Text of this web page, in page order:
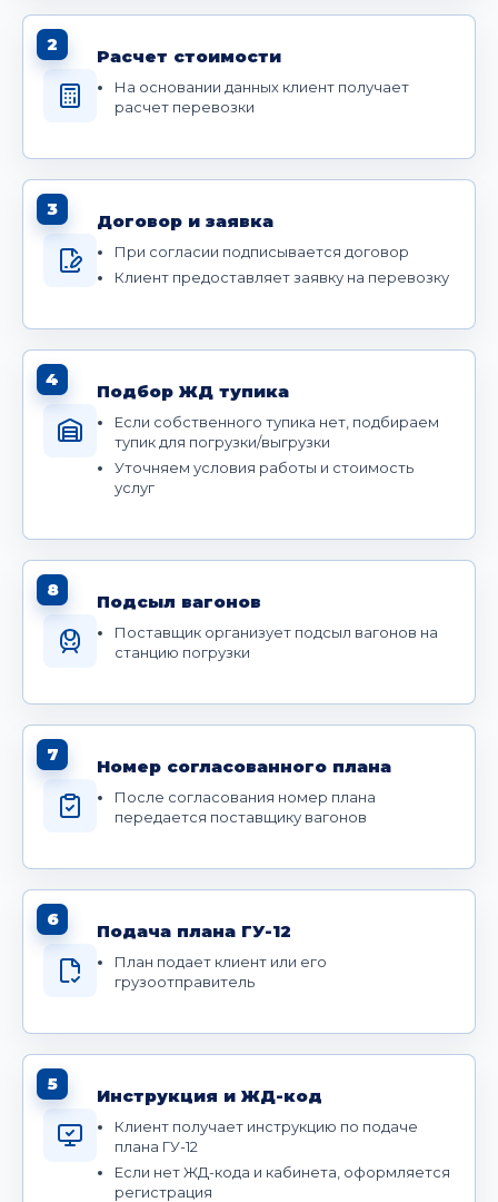
2
Расчет стоимости
На основании данных клиент получает
расчет перевозки
3
Договор и заявка
При согласии подписывается договор
Клиент предоставляет заявку на перевозку
4
Подбор ЖД тупика
Если собственного тупика нет, подбираем
тупик для погрузки/выгрузки
Уточняем условия работы и стоимость
услуг
8
Подсыл вагонов
Поставщик организует подсыл вагонов на
станцию погрузки
7
Номер согласованного плана
После согласования номер плана
передается поставщику вагонов
6
Подача плана ГУ-12
План подает клиент или его
грузоотправитель
5
Инструкция и ЖД-код
Клиент получает инструкцию по подаче
плана ГУ-12
Если нет ЖД-кода и кабинета, оформляется
регистрация